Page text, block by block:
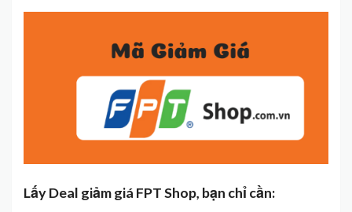
Lấy Deal giảm giá FPT Shop, bạn chỉ cần: